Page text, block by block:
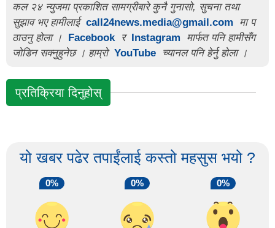
कल २४ न्युजमा प्रकाशित सामग्रीबारे कुनै गुनासो, सुचना तथा
सुझाव भए हामीलाई call24news.media@gmail.com
मा प
ठाउनु होला ।
Facebook र Instagram
मार्फत पनि हामीसँग
जोडिन सक्नुहुनेछ । हाम्रो YouTube च्यानल पनि हेर्नु होला ।
प्रतिक्रिया दिनुहोस्
यो खबर पढेर तपाईंलाई कस्तो महसुस भयो ?
0% 0% 0%